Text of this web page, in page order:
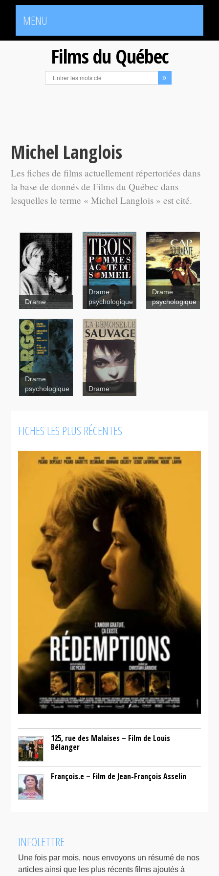
MENU
Films du Québec
Michel Langlois
Les fiches de films actuellement répertoriées dans
la base de donnés de Films du Québec dans
lesquelles le terme « Michel Langlois » est cité.
Drame
Trois
pommes à
côté du
sommeil
Drame
psychologique
Cap
Drame
psychologique
Cargo
Drame
psychologique
demoiselle
sauvage
Drame
FICHES LES PLUS RÉCENTES
125, rue des Malaises – Film de Louis
Bélanger
François.e – Film de Jean-François Asselin
INFOLETTRE
Une fois par mois, nous envoyons un résumé de nos
articles ainsi que les plus récents films ajoutés à